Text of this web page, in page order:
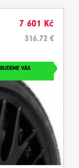
7 601 Kč
316.72 €
VÁS